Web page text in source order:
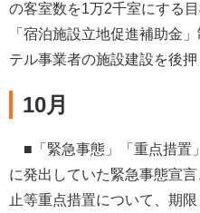
の客室数を1万2千室にする
「宿泊施設立地促進補助金
テル事業者の施設建設を後押
10月
■「緊急事態」「重点措置
に発出していた緊急事態宣
止等重点措置について、期